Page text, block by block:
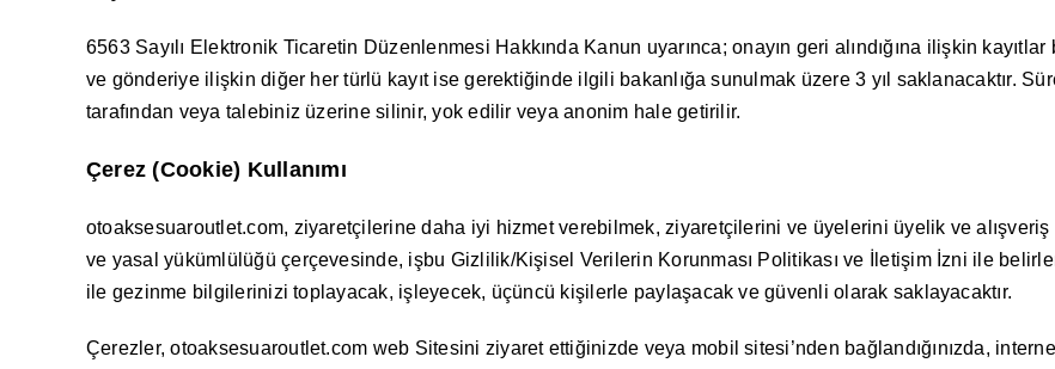
6563 Sayılı Elektronik Ticaretin Düzenlenmesi Hakkında Kanun uyarınca; onayın geri alındığına ilişkin
ve gönderiye ilişkin diğer her türlü kayıt ise gerektiğinde ilgili bakanlığa sunulmak üzere 3 yıl saklanacaktır.
tarafından veya talebiniz üzerine silinir, yok edilir veya anonim hale getirilir.
Çerez (Cookie) Kullanımı
otoaksesuaroutlet.com, ziyaretçilerine daha iyi hizmet verebilmek, ziyaretçilerini ve üyelerini üyelik ve alışveriş
ve yasal yükümlülüğü çerçevesinde, işbu Gizlilik/Kişisel Verilerin Korunması Politikası ve İletişim İzni ile
ile gezinme bilgilerinizi toplayacak, işleyecek, üçüncü kişilerle paylaşacak ve güvenli olarak saklayacaktır.
Çerezler, otoaksesuaroutlet.com web Sitesini ziyaret ettiğinizde veya mobil sitesi’nden bağlandığınızda,